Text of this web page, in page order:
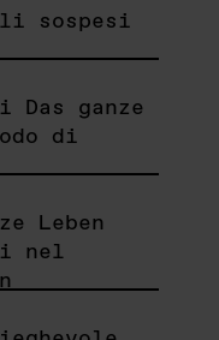
sospesi
ganze
di
Leben
nel